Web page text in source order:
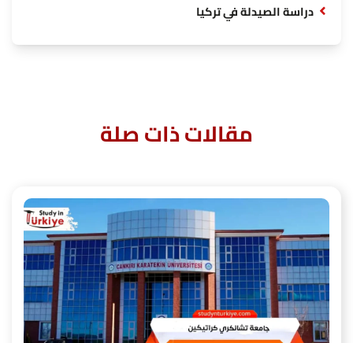
دراسة الصيدلة في تركيا
مقالات ذات صلة